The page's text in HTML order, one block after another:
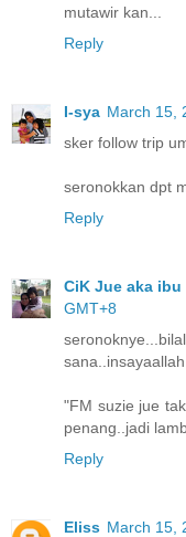
mutawir kan...
Reply
I-sya March 15,
sker follow trip
seronokkan dpt
Reply
CiK Jue aka ibu
GMT+8
"FM suzie jue
penang..jadi
Reply
Eliss March 15,